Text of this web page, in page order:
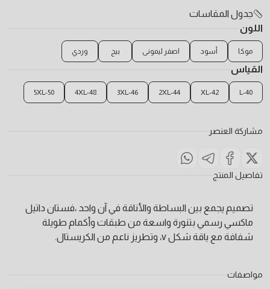
جدول المقاسات
اللون
موكا أسود اصفر ليمونى بيج وردي
القياس
L-40
XL-42
2XL-44
3XL-46
4XL-48
5XL-50
مشاركة العنصر
تفاصيل المنتج
تصميم يجمع بين البساطة والأناقة في آن واحد ،فستان داتيل
ماكسي رسمي بتنورة واسعة من طبقات وأكمام طويلة
شفافة مع ياقة شكل v، وتطريز ناعم من الكريستال.
مواصفات